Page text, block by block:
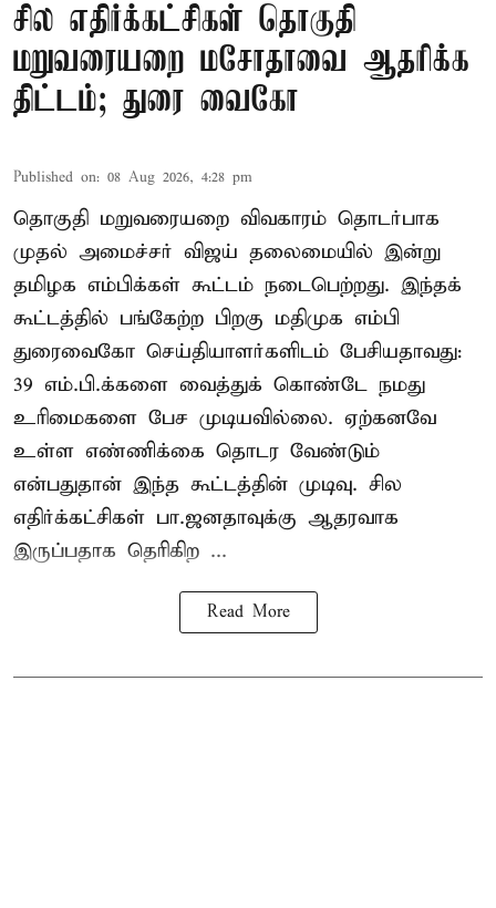
சில எதிர்க்கட்சிகள் தொகுதி
மறுவரையறை மசோதாவை ஆதரிக்க
திட்டம்; துரை வைகோ
Published on: 08 Aug 2026, 4:28 pm
தொகுதி மறுவரையறை விவகாரம் தொடர்பாக
முதல் அமைச்சர் விஜய் தலைமையில் இன்று
தமிழக எம்பிக்கள் கூட்டம் நடைபெற்றது. இந்தக்
கூட்டத்தில் பங்கேற்ற பிறகு மதிமுக எம்பி
துரைவைகோ செய்தியாளர்களிடம் பேசியதாவது:
39 எம்.பி.க்களை வைத்துக் கொண்டே நமது
உரிமைகளை பேச முடியவில்லை. ஏற்கனவே
உள்ள எண்ணிக்கை தொடர வேண்டும்
என்பதுதான் இந்த கூட்டத்தின் முடிவு. சில
எதிர்க்கட்சிகள் பா.ஜனதாவுக்கு ஆதரவாக
இருப்பதாக தெரிகிற ...
Read More